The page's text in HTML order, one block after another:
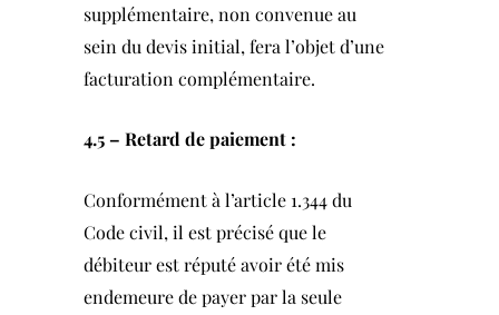
supplémentaire, non convenue au
sein du devis initial, fera l’objet d’une
facturation complémentaire.
4.5 – Retard de paiement :
Conformément à l’article 1.344 du
Code civil, il est précisé que le
débiteur est réputé avoir été mis
endemeure de payer par la seule